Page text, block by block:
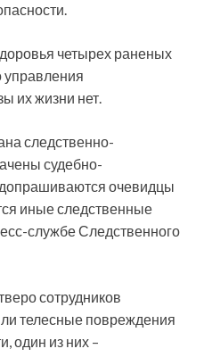
четырех раненых
управления
их жизни нет.
следственно-
судебно-
очевидцы
иные следственные
службе Следственного
сотрудников
телесные повреждения
один из них –